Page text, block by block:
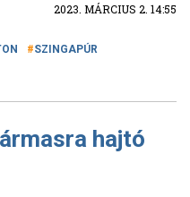
2023. MÁRCIUS 2. 14:55
SZINGAPÚR
hajtó